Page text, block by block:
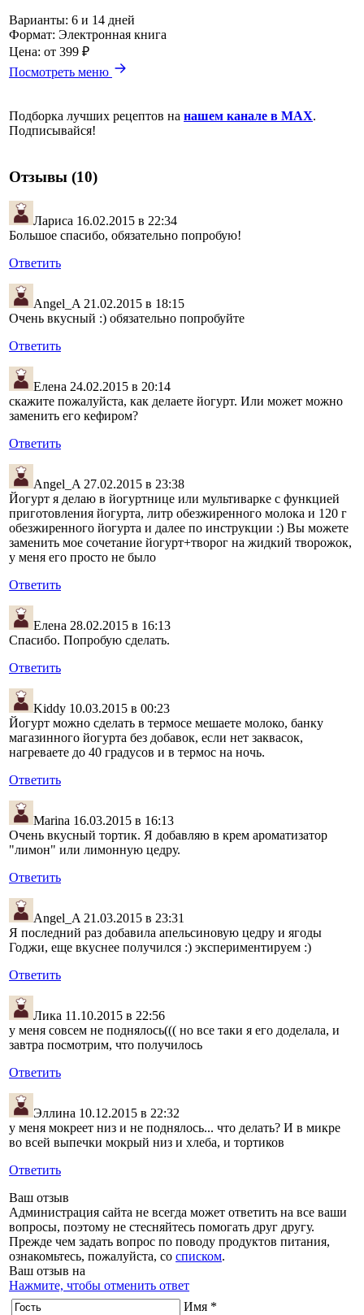
Варианты: 6 и 14 дней
Формат: Электронная книга
Цена: от 399 ₽
Посмотреть меню
Подборка лучших рецептов на нашем канале в MAX.
Подписывайся!
Отзывы (10)
Лариса 16.02.2015 в 22:34
Большое спасибо, обязательно попробую!
Ответить
Angel_A 21.02.2015 в 18:15
Очень вкусный :) обязательно попробуйте
Ответить
Елена 24.02.2015 в 20:14
скажите пожалуйста, как делаете йогурт. Или может можно
заменить его кефиром?
Ответить
Angel_A 27.02.2015 в 23:38
Йогурт я делаю в йогуртнице или мультиварке с функцией
приготовления йогурта, литр обезжиренного молока и 120 г
обезжиренного йогурта и далее по инструкции :) Вы можете
заменить мое сочетание йогурт+творог на жидкий творожок,
у меня его просто не было
Ответить
Елена 28.02.2015 в 16:13
Спасибо. Попробую сделать.
Ответить
Kiddy 10.03.2015 в 00:23
Йогурт можно сделать в термосе мешаете молоко, банку
магазинного йогурта без добавок, если нет заквасок,
нагреваете до 40 градусов и в термос на ночь.
Ответить
Marina 16.03.2015 в 16:13
Очень вкусный тортик. Я добавляю в крем ароматизатор
"лимон" или лимонную цедру.
Ответить
Angel_A 21.03.2015 в 23:31
Я последний раз добавила апельсиновую цедру и ягоды
Годжи, еще вкуснее получился :) экспериментируем :)
Ответить
Лика 11.10.2015 в 22:56
у меня совсем не поднялось((( но все таки я его доделала, и
завтра посмотрим, что получилось
Ответить
Эллина 10.12.2015 в 22:32
у меня мокреет низ и не поднялось... что делать? И в микре
во всей выпечки мокрый низ и хлеба, и тортиков
Ответить
Ваш отзыв
Администрация сайта не всегда может ответить на все ваши
вопросы, поэтому не стесняйтесь помогать друг другу.
Прежде чем задать вопрос по поводу продуктов питания,
ознакомьтесь, пожалуйста, со списком.
Ваш отзыв на
Нажмите, чтобы отменить ответ
Имя *